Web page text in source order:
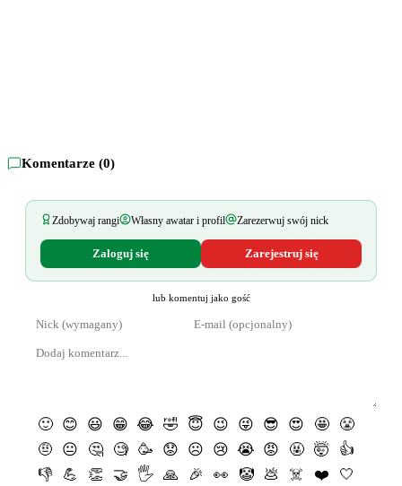
Komentarze (0)
Zdobywaj rangi Własny awatar i profil Zarezerwuj swój nick
Zaloguj się Zarejestruj się
lub komentuj jako gość
🙂 😊 😃 😁 😂 🤣 😇 😉 😜 😎 😍 🤩
😤
🤨
😐 🤔 🧐 🥳 😟 ☹️ 😢 😭 😡 🤬 🤯
👍
👎
💪 👏 🤝 🖐 🙏 🎉 👀 🤡 💩 ☠️ ❤️
🤍